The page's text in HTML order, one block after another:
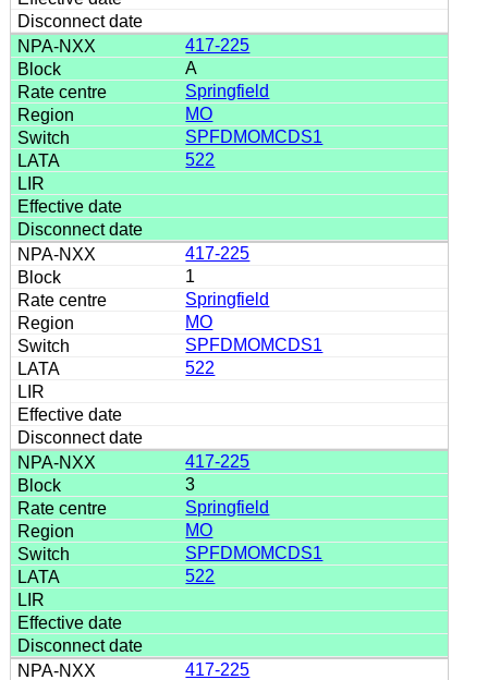
417-225
A
Springfield
MO
SPFDMOMCDS1
522
417-225
1
Springfield
MO
SPFDMOMCDS1
522
417-225
3
Springfield
MO
SPFDMOMCDS1
522
417-225